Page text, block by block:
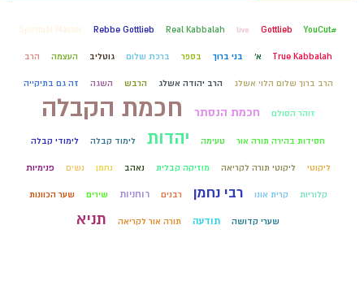
#YouCut
Gottlieb
live
Real Kabbalah
Rebbe Gottlieb
Spiritual Master
True Kabbalah א' בני ברוך בספר ברכת שלום גוטליב העצמה הרב
הרב ברוך שלום הלוי אשלג הרב יהודה אשלג הרבש השגה זה גם בתיקייה
זוהר הסולם חכמת הנסתר חכמת הקבלה
חסידות בהירה תורה אור טעימה יהדות לימוד קבלה לימודי קבלה
ליקוטי ליקוטי תורה לקריאה מוזיקה קבלית נאהב נחמן נשים פנימיות
קלוריות קרית אונו רבי נחמן רבנים רוחניות שירים שער הכוונות
שערי קדושה תודעה תורה אור לקריאה תניא